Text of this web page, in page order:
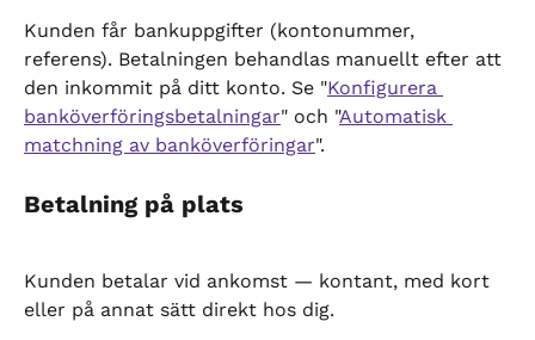
Kunden får bankuppgifter (kontonummer,
referens). Betalningen behandlas manuellt efter att
den inkommit på ditt konto. Se "Konfigurera
banköverföringsbetalningar" och "Automatisk
matchning av banköverföringar".
Betalning på plats
Kunden betalar vid ankomst — kontant, med kort
eller på annat sätt direkt hos dig.